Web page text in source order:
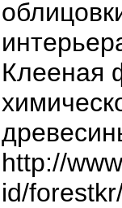
Клееная
http://
id/